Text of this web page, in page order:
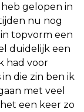
gelopen in
nu nog
topvorm een
duidelijk een
had voor
die zin ben ik
met veel
een keer zo